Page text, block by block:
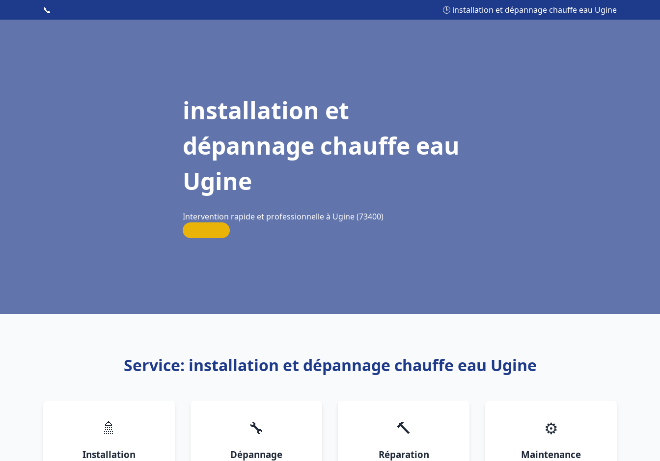
📞 🕒 installation et dépannage chauffe eau Ugine
installation et
dépannage chauffe eau
Ugine
Intervention rapide et professionnelle à Ugine (73400)
Service: installation et dépannage chauffe eau Ugine
🚿
Installation
🔧
Dépannage
🔨
Réparation
⚙️
Maintenance